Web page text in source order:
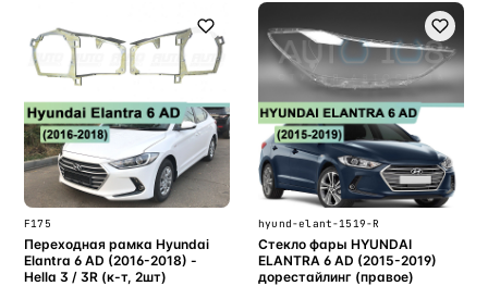
F175
Переходная рамка Hyundai
Elantra 6 AD (2016-2018) -
Hella 3 / 3R (к-т, 2шт)
hyund-elant-1519-R
Стекло фары HYUNDAI
ELANTRA 6 AD (2015-2019)
дорестайлинг (правое)